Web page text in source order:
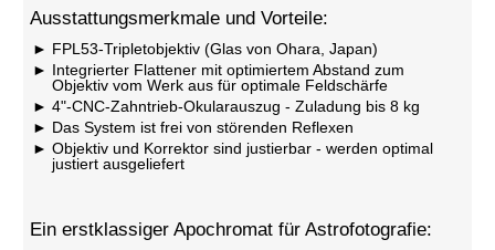
Ausstattungsmerkmale und Vorteile:
FPL53-Tripletobjektiv (Glas von Ohara, Japan)
Integrierter Flattener mit optimiertem Abstand zum
Objektiv vom Werk aus für optimale Feldschärfe
4"-CNC-Zahntrieb-Okularauszug - Zuladung bis 8 kg
Das System ist frei von störenden Reflexen
Objektiv und Korrektor sind justierbar - werden optimal
justiert ausgeliefert
Ein erstklassiger Apochromat für Astrofotografie: